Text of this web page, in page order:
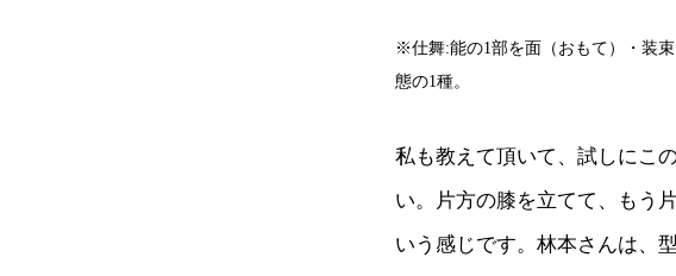
※仕舞:能の1部を面（おもて）・装
態の1種。
私も教えて頂いて、試しにこ
い。片方の膝を立てて、もう
いう感じです。林本さんは、